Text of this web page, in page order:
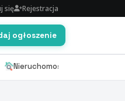
się Rejestracja
ogłoszenie
Nieruchomości